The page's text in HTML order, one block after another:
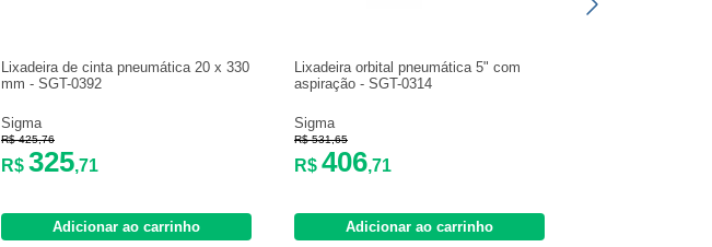
Lixadeira de cinta pneumática 20 x 330
mm - SGT-0392
Sigma
R$ 425,76
R$ 325,71
Adicionar ao carrinho
Lixadeira orbital pneumática 5" com
aspiração - SGT-0314
Sigma
R$ 531,65
R$ 406,71
Adicionar ao carrinho